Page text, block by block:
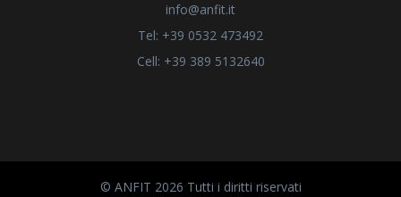
info@anfit.it
Tel: +39 0532 473492
Cell: +39 389 5132640
© ANFIT 2026 Tutti i diritti riservati